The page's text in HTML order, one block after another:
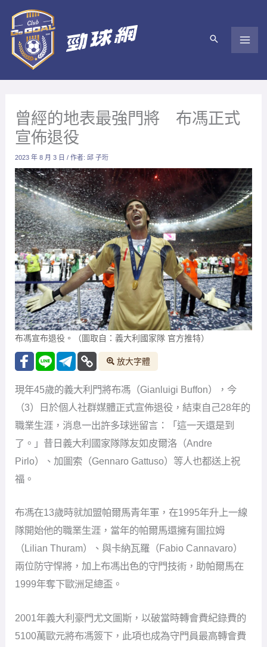
內
曾經的地表最強門將 布馮正式
宣佈退役
2023 年 8 月 3 日/ 作者: 邱 子珩
布馮宣布退役。（圖取自：義大利國家隊 官方推特）
放大字體
現年45歲的義大利門將布馮（Gianluigi Buffon），今
（3）日於個人社群媒體正式宣佈退役，結束自己28年的
職業生涯，消息一出許多球迷留言：「這一天還是到
了。」昔日義大利國家隊隊友如皮爾洛（Andre
Pirlo）、加圖索（Gennaro Gattuso）等人也都送上祝
福。
布馮在13歲時就加盟帕爾馬青年軍，在1995年升上一線
隊開始他的職業生涯，當年的帕爾馬還擁有圖拉姆
（Lilian Thuram）、與卡納瓦羅（Fabio Cannavaro）
兩位防守悍將，加上布馮出色的守門技術，助帕爾馬在
1999年奪下歐洲足總盃。
2001年義大利豪門尤文圖斯，以破當時轉會費紀錄費的
5100萬歐元將布馮簽下，此項也成為守門員最高轉會費